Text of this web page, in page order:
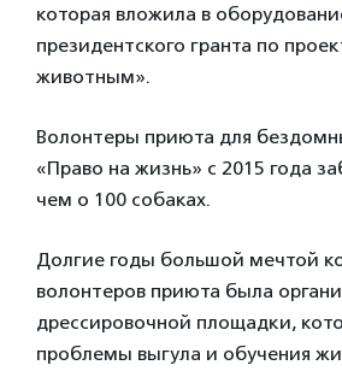
которая вложила в
президентского гранта по
животным».
Волонтеры приюта для
«Право на жизнь» с 2015 года
чем о 100 собаках.
Долгие годы большой мечтой
волонтеров приюта была
дрессировочной площадки,
проблемы выгула и обучения